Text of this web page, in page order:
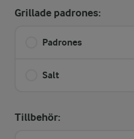
Grillade padrones:
Padrones
Salt
Tillbehör: